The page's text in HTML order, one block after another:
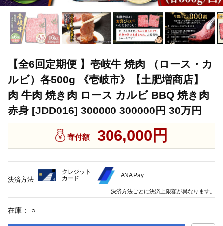
【全6回定期便 】壱岐牛 焼肉 （ロース・カ
ルビ）各500g 《壱岐市》【土肥増商店】
肉 牛肉 焼き肉 ロース カルビ BBQ 焼き肉
赤身 [JDD016] 300000 300000円 30万円
寄付額 306,000円
在庫： ○
決済方法
クレジット
カード
ANA Pay
決済方法ごとに決済上限額が異なります。